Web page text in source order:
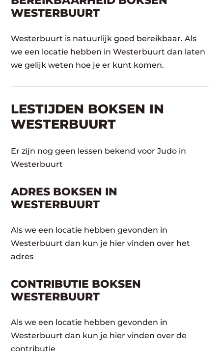
WESTERBUURT
Westerbuurt is natuurlijk goed bereikbaar. Als
we een locatie hebben in Westerbuurt dan laten
we gelijk weten hoe je er kunt komen.
LESTIJDEN BOKSEN IN
WESTERBUURT
Er zijn nog geen lessen bekend voor Judo in
Westerbuurt
ADRES BOKSEN IN
WESTERBUURT
Als we een locatie hebben gevonden in
Westerbuurt dan kun je hier vinden over het
adres
CONTRIBUTIE BOKSEN
WESTERBUURT
Als we een locatie hebben gevonden in
Westerbuurt dan kun je hier vinden over de
contributie